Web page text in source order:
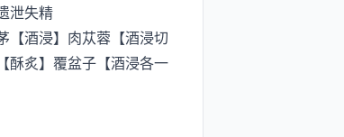
泄失精
酒浸】肉苁蓉【酒浸切
酥炙】覆盆子【酒浸各一